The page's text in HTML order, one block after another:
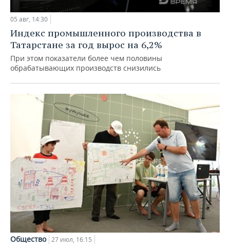
05 авг, 14:30
Индекс промышленного производства в
Татарстане за год вырос на 6,2%
При этом показатели более чем половины
обрабатывающих производств снизились
Общество 27 июл, 16:15